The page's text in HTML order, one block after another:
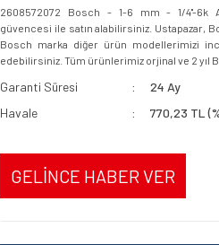
2608572072 Bosch - 1-6 mm - 1/4''-6k
güvencesi ile satın alabilirsiniz. Ustapazar,
Bosch marka diğer ürün modellerimizi
edebilirsiniz. Tüm ürünlerimiz orjinal ve 2 yıl
Garanti Süresi
24 Ay
Havale
770,23 TL
GELİNCE HABER VER